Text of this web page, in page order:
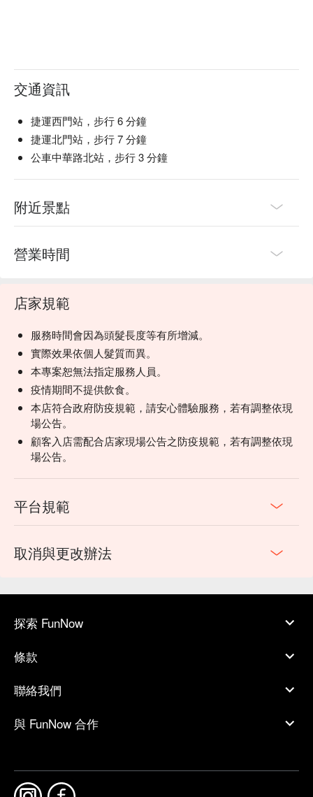
交通資訊
捷運西門站，步行 6 分鐘
捷運北門站，步行 7 分鐘
公車中華路北站，步行 3 分鐘
附近景點
營業時間
店家規範
服務時間會因為頭髮長度等有所增減。
實際效果依個人髮質而異。
本專案恕無法指定服務人員。
疫情期間不提供飲食。
本店符合政府防疫規範，請安心體驗服務，若有調整依現
場公告。
顧客入店需配合店家現場公告之防疫規範，若有調整依現
場公告。
平台規範
取消與更改辦法
探索 FunNow
條款
聯絡我們
與 FunNow 合作